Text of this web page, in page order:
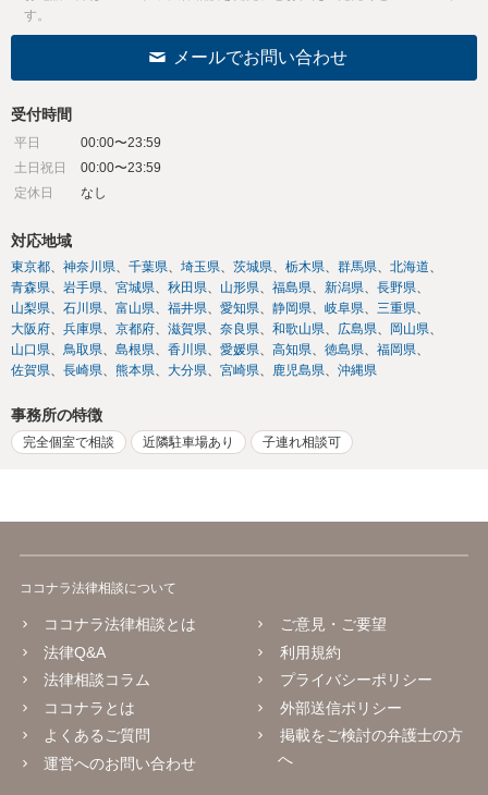
す。
メールでお問い合わせ
受付時間
平日
00:00〜23:59
土日祝日
00:00〜23:59
定休日
なし
対応地域
東京都 神奈川県 千葉県 埼玉県 茨城県 栃木県 群馬県
北海道
青森県
岩手県 宮城県 秋田県 山形県 福島県 新潟県
長野県
山梨県
石川県 富山県 福井県 愛知県 静岡県 岐阜県
三重県
大阪府
兵庫県 京都府 滋賀県 奈良県 和歌山県 広島県
岡山県
山口県
鳥取県 島根県 香川県 愛媛県 高知県 徳島県
福岡県
佐賀県
長崎県 熊本県 大分県 宮崎県 鹿児島県 沖縄県
事務所の特徴
完全個室で相談 近隣駐車場あり 子連れ相談可
ココナラ法律相談について
ココナラ法律相談とは
法律Q&A
法律相談コラム
ココナラとは
よくあるご質問
運営へのお問い合わせ
ご意見・ご要望
利用規約
プライバシーポリシー
外部送信ポリシー
掲載をご検討の弁護士の方
へ